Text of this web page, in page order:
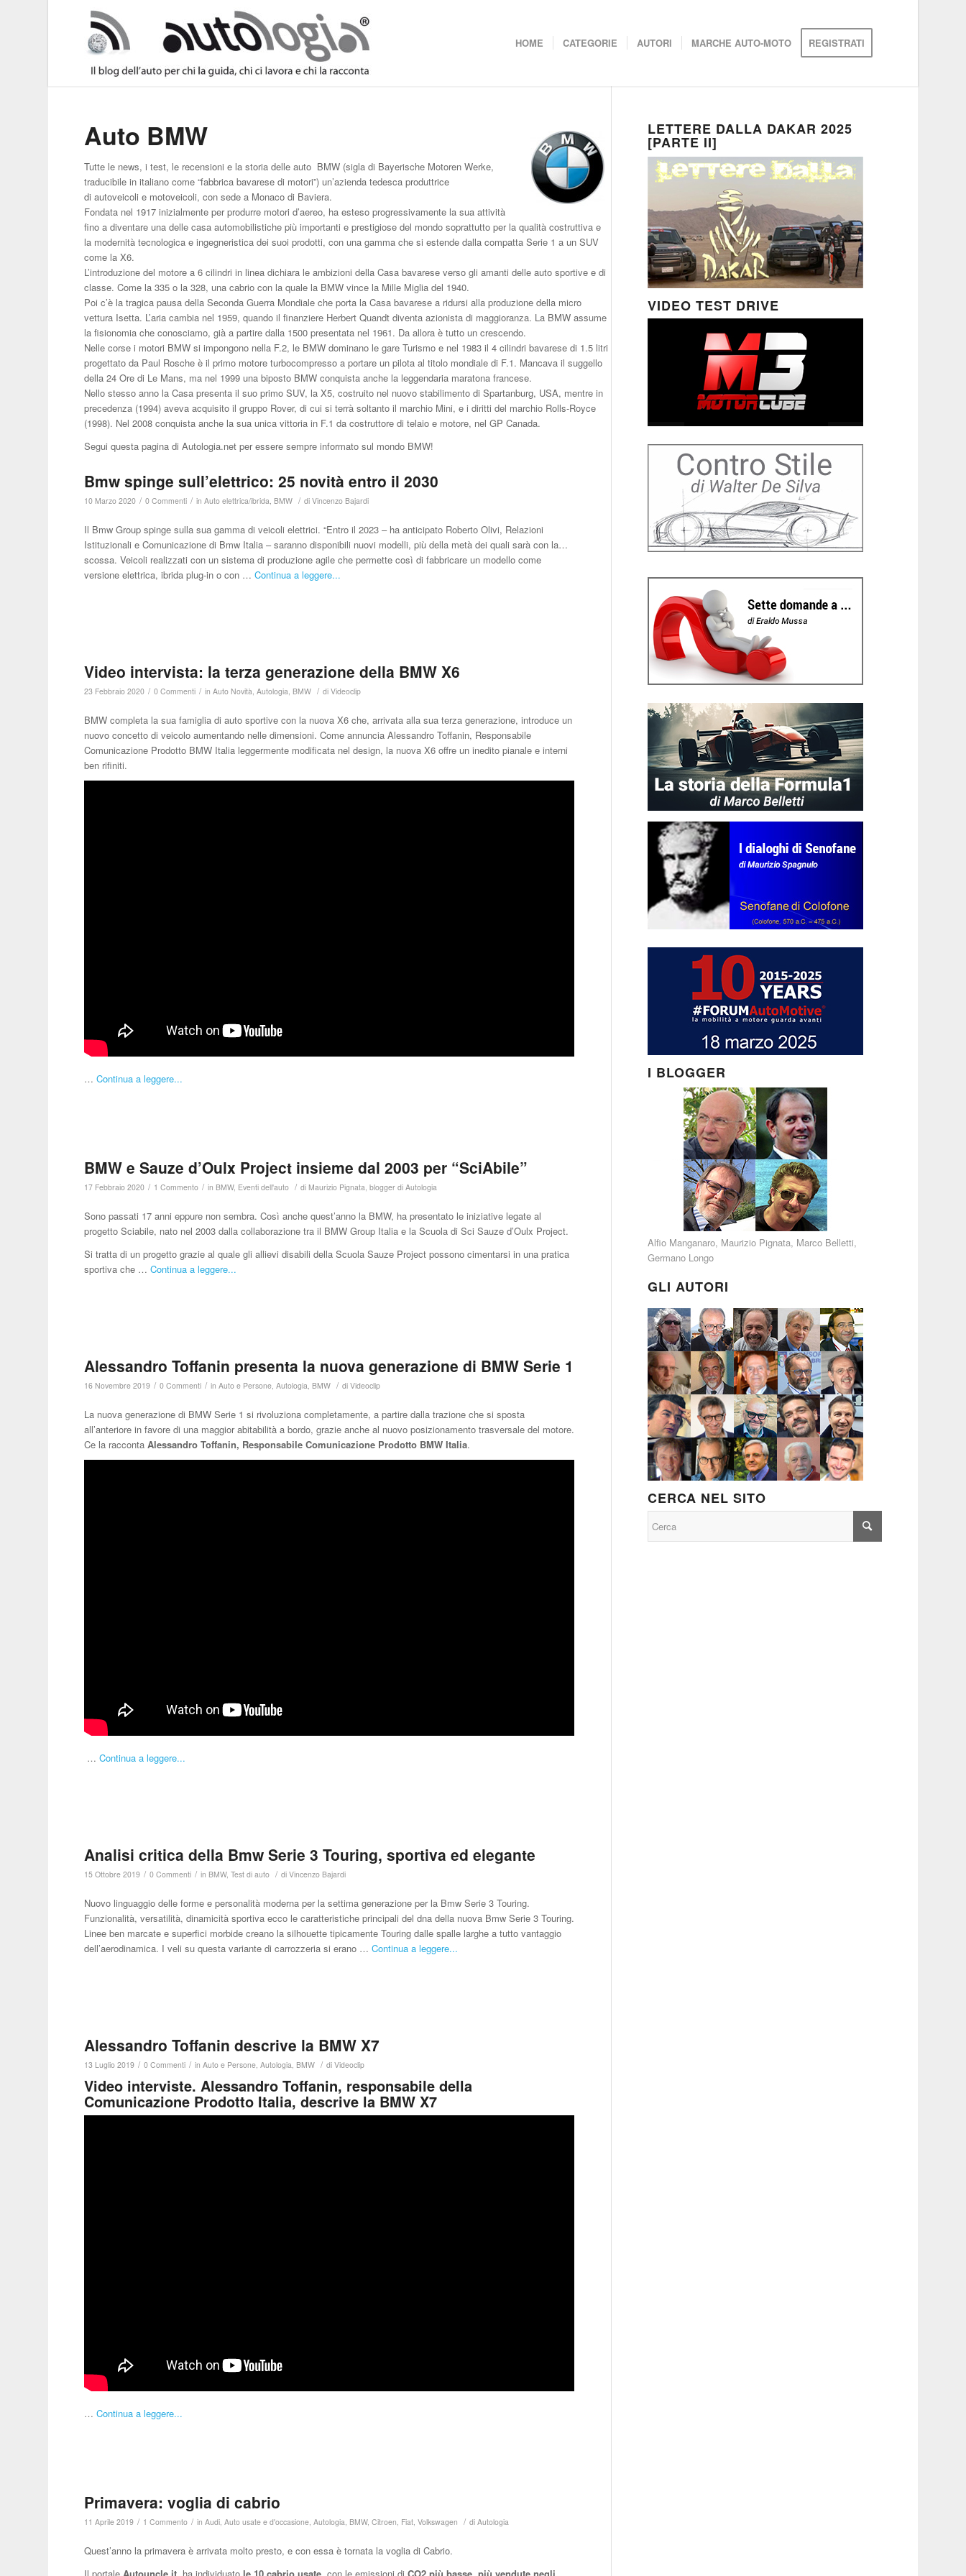
HOME CATEGORIE AUTORI MARCHE AUTO-MOTO REGISTRATI
Auto BMW
Tutte le news, i test, le recensioni e la storia delle auto BMW (sigla di Bayerische Motoren Werke,
traducibile in italiano come “fabbrica bavarese di motori”) un’azienda tedesca produttrice
di autoveicoli e motoveicoli, con sede a Monaco di Baviera.
Fondata nel 1917 inizialmente per produrre motori d’aereo, ha esteso progressivamente la sua attività
fino a diventare una delle casa automobilistiche più importanti e prestigiose del mondo soprattutto per la qualità costruttiva e
la modernità tecnologica e ingegneristica dei suoi prodotti, con una gamma che si estende dalla compatta Serie 1 a un SUV
come la X6.
L’introduzione del motore a 6 cilindri in linea dichiara le ambizioni della Casa bavarese verso gli amanti delle auto sportive e di
classe. Come la 335 o la 328, una cabrio con la quale la BMW vince la Mille Miglia del 1940.
Poi c’è la tragica pausa della Seconda Guerra Mondiale che porta la Casa bavarese a ridursi alla produzione della micro
vettura Isetta. L’aria cambia nel 1959, quando il finanziere Herbert Quandt diventa azionista di maggioranza. La BMW assume
la fisionomia che conosciamo, già a partire dalla 1500 presentata nel 1961. Da allora è tutto un crescendo.
Nelle corse i motori BMW si impongono nella F.2, le BMW dominano le gare Turismo e nel 1983 il 4 cilindri bavarese di 1.5 litri
progettato da Paul Rosche è il primo motore turbocompresso a portare un pilota al titolo mondiale di F.1. Mancava il suggello
della 24 Ore di Le Mans, ma nel 1999 una biposto BMW conquista anche la leggendaria maratona francese.
Nello stesso anno la Casa presenta il suo primo SUV, la X5, costruito nel nuovo stabilimento di Spartanburg, USA, mentre in
precedenza (1994) aveva acquisito il gruppo Rover, di cui si terrà soltanto il marchio Mini, e i diritti del marchio Rolls-Royce
(1998). Nel 2008 conquista anche la sua unica vittoria in F.1 da costruttore di telaio e motore, nel GP Canada.
Segui questa pagina di Autologia.net per essere sempre informato sul mondo BMW!
Bmw spinge sull’elettrico: 25 novità entro il 2030
10 Marzo 2020 / 0 Commenti / inAuto elettrica/ibrida, BMW / diVincenzo Bajardi
Il Bmw Group spinge sulla sua gamma di veicoli elettrici. “Entro il 2023 – ha anticipato Roberto Olivi, Relazioni
Istituzionali e Comunicazione di Bmw Italia – saranno disponibili nuovi modelli, più della metà dei quali sarà con la…
scossa. Veicoli realizzati con un sistema di produzione agile che permette così di fabbricare un modello come
versione elettrica, ibrida plug-in o con …Continua a leggere...
Video intervista: la terza generazione della BMW X6
23 Febbraio 2020 / 0 Commenti / inAuto Novità,Autologia, BMW / diVideoclip
BMW completa la sua famiglia di auto sportive con la nuova X6 che, arrivata alla sua terza generazione, introduce un
nuovo concetto di veicolo aumentando nelle dimensioni. Come annuncia Alessandro Toffanin, Responsabile
Comunicazione Prodotto BMW Italia leggermente modificata nel design, la nuova X6 offre un inedito pianale e interni
ben rifiniti.
…Continua a leggere...
BMW e Sauze d’Oulx Project insieme dal 2003 per “SciAbile”
17 Febbraio 2020 / 1 Commento / in BMW, Eventi dell'auto / diMaurizio Pignata, blogger di Autologia
Sono passati 17 anni eppure non sembra. Così anche quest’anno la BMW, ha presentato le iniziative legate al
progetto Sciabile, nato nel 2003 dalla collaborazione tra il BMW Group Italia e la Scuola di Sci Sauze d’Oulx Project.
Si tratta di un progetto grazie al quale gli allievi disabili della Scuola Sauze Project possono cimentarsi in una pratica
sportiva che …Continua a leggere...
Alessandro Toffanin presenta la nuova generazione di BMW Serie 1
16 Novembre 2019 / 0 Commenti / inAuto e Persone,Autologia, BMW / diVideoclip
La nuova generazione di BMW Serie 1 si rivoluziona completamente, a partire dalla trazione che si sposta
all’anteriore in favore di una maggior abitabilità a bordo, grazie anche al nuovo posizionamento trasversale del motore.
Ce la raccontaAlessandro Toffanin, Responsabile Comunicazione Prodotto BMW Italia.
…Continua a leggere...
Analisi critica della Bmw Serie 3 Touring, sportiva ed elegante
15 Ottobre 2019 / 0 Commenti / in BMW,Test di auto / diVincenzo Bajardi
Nuovo linguaggio delle forme e personalità moderna per la settima generazione per la Bmw Serie 3 Touring.
Funzionalità, versatilità, dinamicità sportiva ecco le caratteristiche principali del dna della nuova Bmw Serie 3 Touring.
Linee ben marcate e superfici morbide creano la silhouette tipicamente Touring dalle spalle larghe a tutto vantaggio
dell’aerodinamica. I veli su questa variante di carrozzeria si erano …Continua a leggere...
Alessandro Toffanin descrive la BMW X7
13 Luglio 2019 / 0 Commenti / inAuto e Persone,Autologia, BMW / diVideoclip
Video interviste. Alessandro Toffanin, responsabile della
Comunicazione Prodotto Italia, descrive la BMW X7
…Continua a leggere...
Primavera: voglia di cabrio
11 Aprile 2019 / 1 Commento / inAudi,Auto usate e d'occasione,Autologia, BMW,Citroen, Fiat,Volkswagen / diAutologia
Quest’anno la primavera è arrivata molto presto, e con essa è tornata la voglia di Cabrio.
LETTERE DALLA DAKAR 2025
[PARTE II]
VIDEO TEST DRIVE
I BLOGGER
Alfio Manganaro, Maurizio Pignata, Marco Belletti,
Germano Longo
GLI AUTORI
CERCA NEL SITO